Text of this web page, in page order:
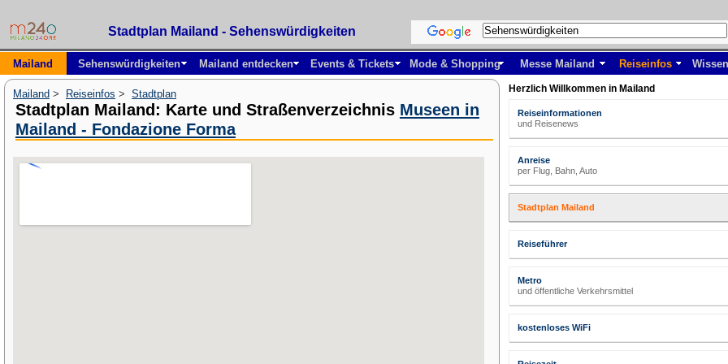
Stadtplan Mailand - Sehenswürdigkeiten
Mailand Sehenswürdigkeiten Mailand entdecken Events & Tickets Mode & Shopping Messe Mailand Reiseinfos
Mailand > Reiseinfos > Stadtplan
Stadtplan Mailand: Karte und Straßenverzeichnis Museen in
Mailand - Fondazione Forma
Herzlich Willkommen in Mailand
Reiseinformationen
und Reisenews
Anreise
per Flug, Bahn, Auto
Stadtplan Mailand
Reiseführer
Metro
und öffentliche Verkehrsmittel
kostenloses WiFi